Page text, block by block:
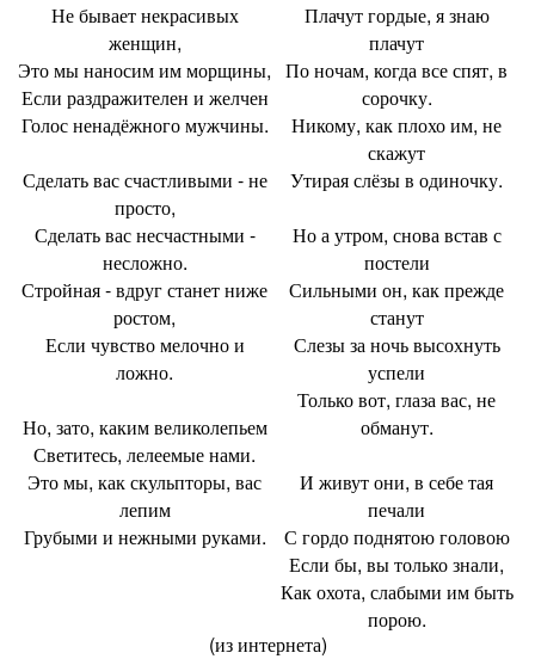
Не бывает некрасивых
женщин,
Это мы наносим им морщины,
Если раздражителен и желчен
Голос ненадёжного мужчины.
Сделать вас счастливыми - не
просто,
Сделать вас несчастными -
несложно.
Стройная - вдруг станет ниже
ростом,
Если чувство мелочно и
ложно.
Но, зато, каким великолепьем
Светитесь, лелеемые нами.
Это мы, как скульпторы, вас
лепим
Грубыми и нежными руками.
Плачут гордые, я знаю
плачут
По ночам, когда все спят, в
сорочку.
Никому, как плохо им, не
скажут
Утирая слёзы в одиночку.
Но а утром, снова встав с
постели
Сильными он, как прежде
станут
Слезы за ночь высохнуть
успели
Только вот, глаза вас, не
обманут.
И живут они, в себе тая
печали
С гордо поднятою головою
Если бы, вы только знали,
Как охота, слабыми им быть
порою.
(из интернета)